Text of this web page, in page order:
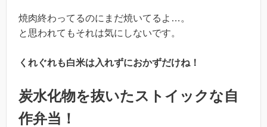
焼肉終わってるのにまだ焼いてるよ…。
と思われてもそれは気にしないです。
くれぐれも白米は入れずにおかずだけね！
炭水化物を抜いたストイックな自
作弁当！